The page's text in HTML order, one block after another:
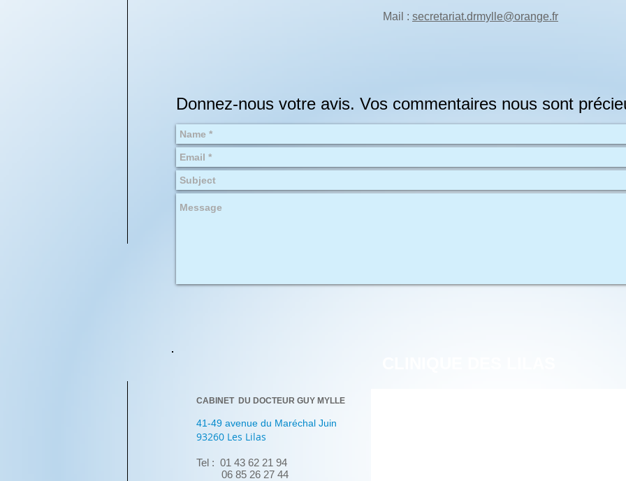
Mail : secretariat.drmylle@orange.fr
Donnez-nous votre avis. Vos commentaires nous sont
CABINET DU DOCTEUR GUY MYLLE
41-49 avenue du Maréchal Juin
93260 Les Lilas
Tel : 01 43 62 21 94
06 85 26 27 44​